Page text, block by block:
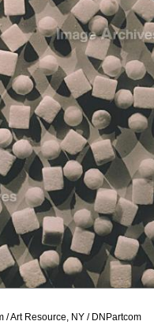
/ Art Resource, NY / DNPartcom